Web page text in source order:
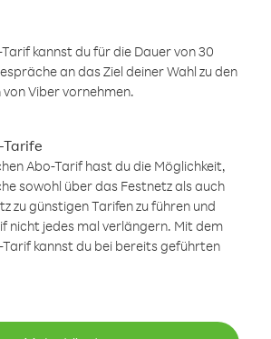
kannst du für die Dauer von 30
an das Ziel deiner Wahl zu den
Viber vornehmen.
Tarife
Abo-Tarif hast du die Möglichkeit,
sowohl über das Festnetz als auch
zu günstigen Tarifen zu führen und
nicht jedes mal verlängern. Mit dem
kannst du bei bereits geführten